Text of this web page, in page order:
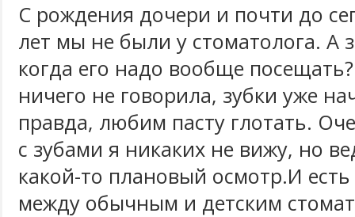
С рождения дочери и почти до
лет мы не были у стоматолога. А
когда его надо вообще
ничего не говорила, зубки уже
правда, любим пасту глотать.
с зубами я никаких не вижу, но
какой-то плановый осмотр.И
между обычным и детским